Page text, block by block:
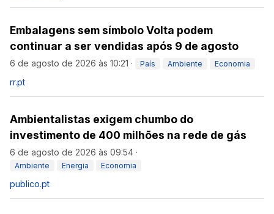
Embalagens sem símbolo Volta podem
continuar a ser vendidas após 9 de agosto
6 de agosto de 2026 às 10:21 · País Ambiente Economia
rr.pt
Ambientalistas exigem chumbo do
investimento de 400 milhões na rede de gás
6 de agosto de 2026 às 09:54 ·
Ambiente Energia Economia
publico.pt